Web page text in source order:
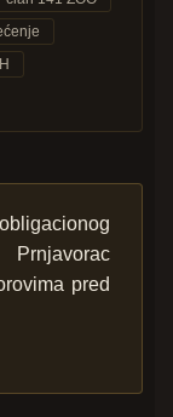
Prnjavorac
pred